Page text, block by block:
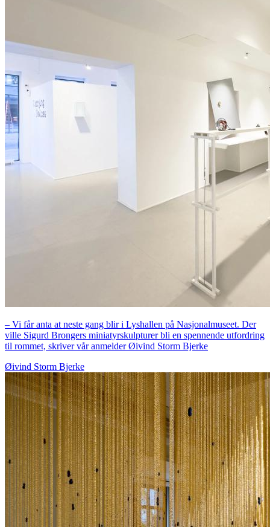
– Vi får anta at neste gang blir i Lyshallen på Nasjonalmuseet. Der
ville Sigurd Brongers miniatyrskulpturer bli en spennende utfordring
til rommet, skriver vår anmelder Øivind Storm Bjerke
Øivind Storm Bjerke